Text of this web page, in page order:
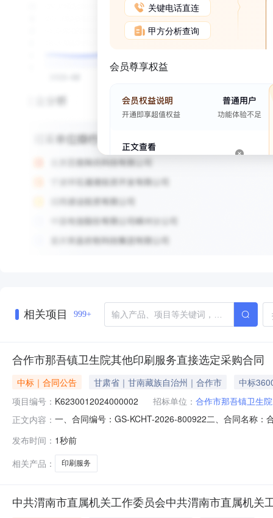
关键电话直连
甲方分析查询
会员尊享权益
相关项目 999+
合作市那吾镇卫生院其他印刷服务直接选定采购合同
中标｜合同公告 甘肃省｜甘南藏族自治州｜合作市
中标
项目编号： K6230012024000002 招标单位： 合作市那吾镇卫生院
正文内容： 一、合同编号：GS-KCHT-2026-800922二、合同名称
达印刷有限公司地址：甘肃省甘南藏族自治州合作市怡
发布时间： 1秒前
相关产品：
印刷服务
中共渭南市直属机关工作委员会中共渭南市直属机